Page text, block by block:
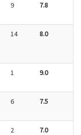
9 7.8
14 8.0
1 9.0
6 7.5
2 7.0